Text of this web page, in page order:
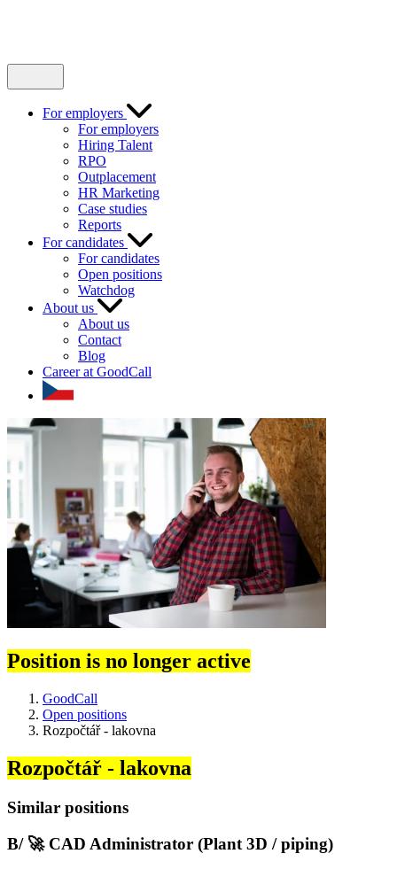
For employers
For employers
Hiring Talent
RPO
Outplacement
HR Marketing
Case studies
Reports
For candidates
For candidates
Open positions
Watchdog
About us
About us
Contact
Blog
Career at GoodCall
Position is no longer active
GoodCall
Open positions
Rozpočtář - lakovna
Rozpočtář - lakovna
Similar positions
B/ 🚀 CAD Administrator (Plant 3D / piping)